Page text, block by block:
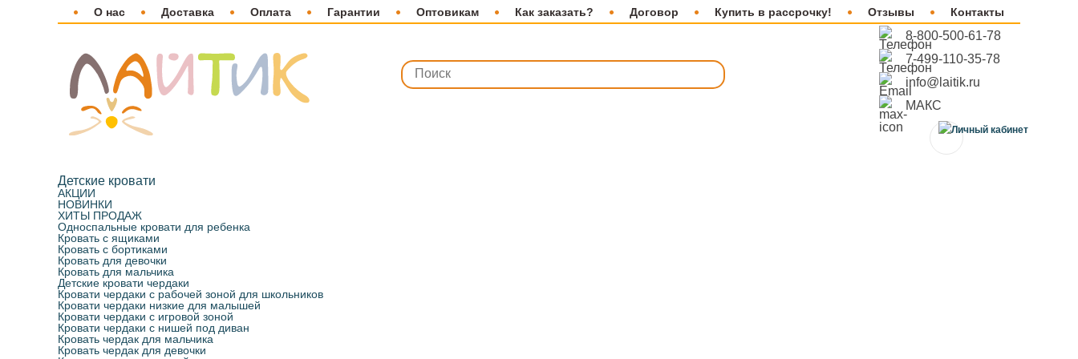
0
О нас Доставка Оплата Гарантии Оптовикам Как заказать? Договор Купить в рассрочку! Отзывы Контакты
8-800-500-61-78
7-499-110-35-78
info@laitik.ru
МАКС
Детские кровати
АКЦИИ
НОВИНКИ
ХИТЫ ПРОДАЖ
Односпальные кровати для ребенка
Кровать с ящиками
Кровать с бортиками
Кровать для девочки
Кровать для мальчика
Детские кровати чердаки
Кровати чердаки с рабочей зоной для школьников
Кровати чердаки низкие для малышей
Кровати чердаки с игровой зоной
Кровати чердаки с нишей под диван
Кровать чердак для мальчика
Кровать чердак для девочки